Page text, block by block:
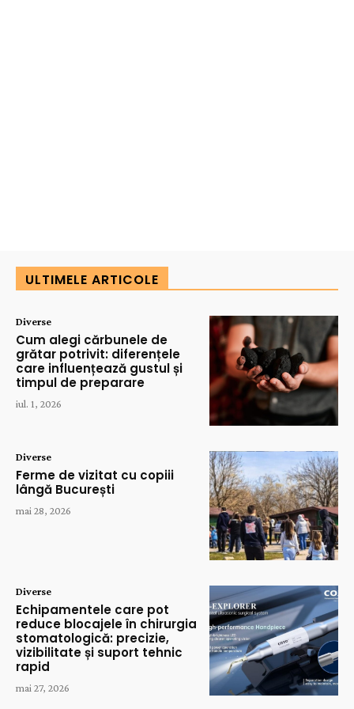
ULTIMELE ARTICOLE
Diverse
Cum alegi cărbunele de
grătar potrivit: diferențele
care influențează gustul și
timpul de preparare
iul. 1, 2026
Diverse
Ferme de vizitat cu copiii
lângă București
mai 28, 2026
Diverse
Echipamentele care pot
reduce blocajele în chirurgia
stomatologică: precizie,
vizibilitate și suport tehnic
rapid
mai 27, 2026